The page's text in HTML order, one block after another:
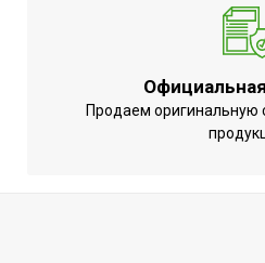
Продаем оригинальную